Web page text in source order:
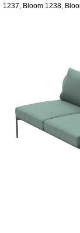
1237, Bloom 1238,